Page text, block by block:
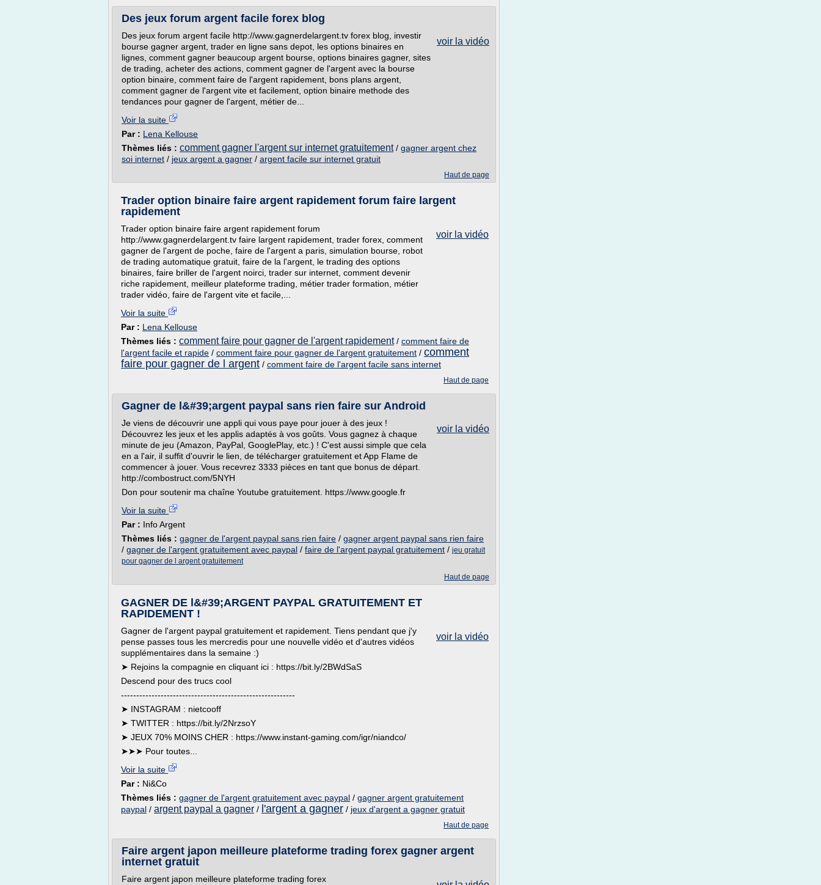
Des jeux forum argent facile forex blog
voir la vidéo
Des jeux forum argent facile http://www.gagnerdelargent.tv forex blog, investir
bourse gagner argent, trader en ligne sans depot, les options binaires en
lignes, comment gagner beaucoup argent bourse, options binaires gagner, sites
de trading, acheter des actions, comment gagner de l'argent avec la bourse
option binaire, comment faire de l'argent rapidement, bons plans argent,
comment gagner de l'argent vite et facilement, option binaire methode des
tendances pour gagner de l'argent, métier de...
Voir la suite
Par : Lena Kellouse
Thèmes liés : comment gagner l'argent sur internet gratuitement/ gagner argent chez
soi internet / jeux argent a gagner / argent facile sur internet gratuit
Haut de page
Trader option binaire faire argent rapidement forum faire largent
rapidement
voir la vidéo
Trader option binaire faire argent rapidement forum
http://www.gagnerdelargent.tv faire largent rapidement, trader forex, comment
gagner de l'argent de poche, faire de l'argent a paris, simulation bourse, robot
de trading automatique gratuit, faire de la l'argent, le trading des options
binaires, faire briller de l'argent noirci, trader sur internet, comment devenir
riche rapidement, meilleur plateforme trading, métier trader formation, métier
trader vidéo, faire de l'argent vite et facile,...
Voir la suite
Par : Lena Kellouse
Thèmes liés : comment faire pour gagner de l'argent rapidement/ comment faire de
l'argent facile et rapide / comment faire pour gagner de l'argent gratuitement / comment
faire pour gagner de l argent / comment faire de l'argent facile sans internet
Haut de page
Gagner de l&#39;argent paypal sans rien faire sur Android
voir la vidéo
Je viens de découvrir une appli qui vous paye pour jouer à des jeux !
Découvrez les jeux et les applis adaptés à vos goûts. Vous gagnez à chaque
minute de jeu (Amazon, PayPal, GooglePlay, etc.) ! C'est aussi simple que cela
en a l'air, il suffit d'ouvrir le lien, de télécharger gratuitement et App Flame de
commencer à jouer. Vous recevrez 3333 pièces en tant que bonus de départ.
http://combostruct.com/5NYH
Don pour soutenir ma chaîne Youtube gratuitement. https://www.google.fr
Voir la suite
Par : Info Argent
Thèmes liés : gagner de l'argent paypal sans rien faire / gagner argent paypal sans rien faire
/ gagner de l'argent gratuitement avec paypal / faire de l'argent paypal gratuitement / jeu gratuit
pour gagner de l argent gratuitement
Haut de page
GAGNER DE l&#39;ARGENT PAYPAL GRATUITEMENT ET
RAPIDEMENT !
voir la vidéo
Gagner de l'argent paypal gratuitement et rapidement. Tiens pendant que j'y
pense passes tous les mercredis pour une nouvelle vidéo et d'autres vidéos
supplémentaires dans la semaine :)
➤ Rejoins la compagnie en cliquant ici : https://bit.ly/2BWdSaS
Descend pour des trucs cool
---------------------------------------------------------
➤ INSTAGRAM : nietcooff
➤ TWITTER : https://bit.ly/2NrzsoY
➤ JEUX 70% MOINS CHER : https://www.instant-gaming.com/igr/niandco/
➤➤➤ Pour toutes...
Voir la suite
Par : Ni&Co
Thèmes liés : gagner de l'argent gratuitement avec paypal / gagner argent gratuitement
paypal / argent paypal a gagner / l'argent a gagner / jeux d'argent a gagner gratuit
Haut de page
Faire argent japon meilleure plateforme trading forex gagner argent
internet gratuit
Faire argent japon meilleure plateforme trading forex